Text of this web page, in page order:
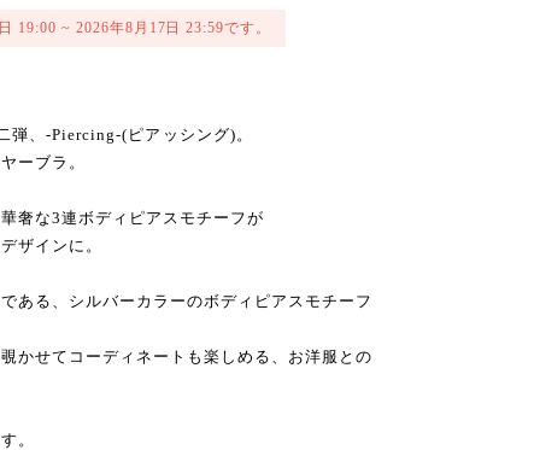
19:00 ~ 2026年8月17日 23:59です。
弾、-Piercing-(ピアッシング)。
ーブラ。
奢な3連ボディピアスモチーフが
ザインに。
ある、シルバーカラーのボディピアスモチーフ
かせてコーディネートも楽しめる、お洋服との
。